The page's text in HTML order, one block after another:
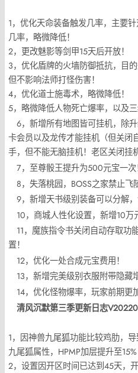
1，优化天命装备触发几率，主要
几率，略微降低！
2，更改魅影等剑甲15天后开放！
3，优化盾牌的火墙防御抵抗，目
但不影响法师打怪伤害！
4，优化道士施毒术，略微降低！
5，略微降低人物死亡爆率，以及
6，新增所有地图皆可挂机，除
卡会员以及龙传才能挂机（但关闭
手，但不能无脑挂机！老区关闭挂
7，至尊骰王提升为500元宝一次
8，失落桃园，BOSS之家禁止飞
9，新增天书级别装备可以分解，
10，商城人性化设置，新增10万
11，魔族指令书关闭自动存取功
置！
12，优化一处合成元宝费用！
13，新增完美级别衣服附带隐藏
14，优化怪物爆率，玩家前期更
清风沉默第三季更新日志
1，因神兽九尾狐功能比较鸡肋，
九尾狐属性，HPMP加层提升至15%
2，设置因开区时间已达到45天，